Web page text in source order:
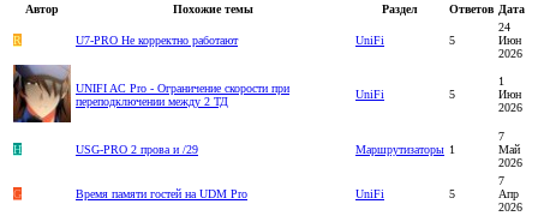
Автор
Похожие темы Раздел Ответов Дата
R U7-PRO Не корректно работают UniFi 5
24
Июн
2026
UNIFI AC Pro - Ограничение скорости при
переподключении между 2 ТД
UniFi 5
1
Июн
2026
H USG-PRO 2 прова и /29 Маршрутизаторы 1
7
Май
2026
G Время памяти гостей на UDM Pro UniFi 5
7
Апр
2026